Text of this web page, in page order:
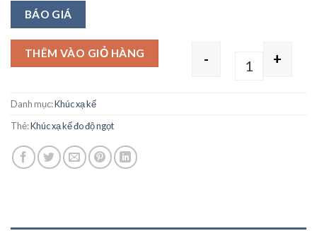
BÁO GIÁ
Quantity
- +
THÊM VÀO GIỎ HÀNG
Danh mục:Khúc xạ kế
Thẻ:Khúc xạ kế đo độ ngọt